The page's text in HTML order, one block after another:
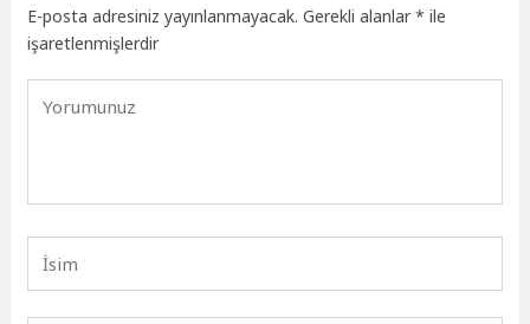
E-posta adresiniz yayınlanmayacak. Gerekli alanlar* ile
işaretlenmişlerdir